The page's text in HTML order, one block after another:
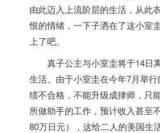
由此迈入上流阶层的生活，从此
恨的情绪，一下子洒在了这小室
上了吧。
真子公主与小室圭将于14日
生活。由于小室圭在今年7月举
绩不合格，不能升级成律师，只
所做助手的工作，预计收入甚至
80万日元），这给二人的美国生